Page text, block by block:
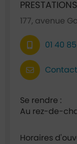
PRESTATIONS
177, avenue
01 40
Se rendre :
Au rez-de-
Horaires